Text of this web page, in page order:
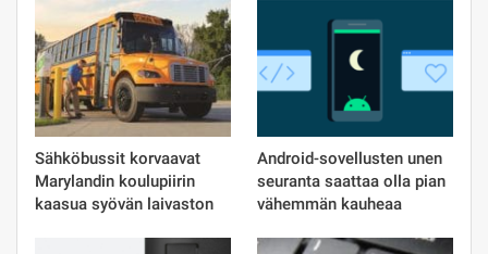
Sähköbussit korvaavat
Marylandin koulupiirin
kaasua syövän laivaston
Android-sovellusten unen
seuranta saattaa olla pian
vähemmän kauheaa